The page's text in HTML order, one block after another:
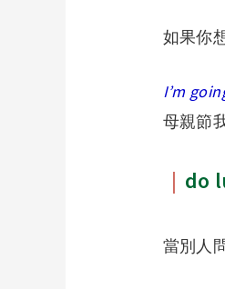
如果你
I’m
母親節
｜ do
當別人